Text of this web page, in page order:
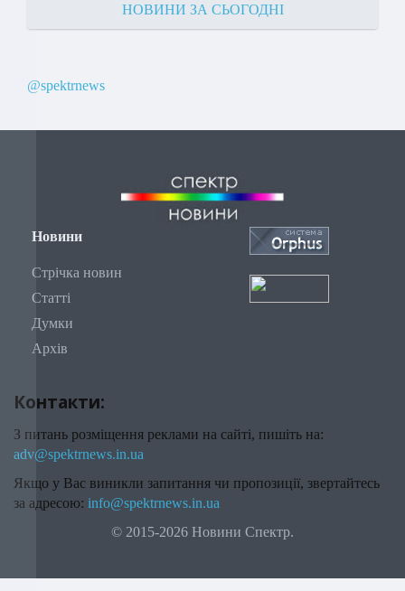
НОВИНИ ЗА СЬОГОДНІ
@spektrnews
Новини
Стрічка новин
Статті
Думки
Архів
Контакти:
З питань розміщення реклами на сайті, пишіть на:
adv@spektrnews.in.ua
Якщо у Вас виникли запитання чи пропозиції, звертайтесь
за адресою: info@spektrnews.in.ua
© 2015-2026 Новини Спектр.